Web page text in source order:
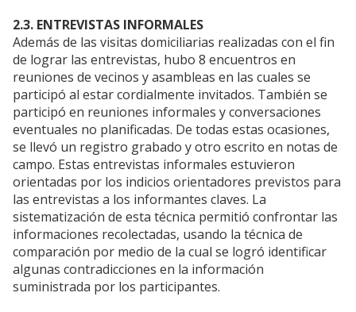
2.3. ENTREVISTAS INFORMALES
Además de las visitas domiciliarias realizadas con el fin
de lograr las entrevistas, hubo 8 encuentros en
reuniones de vecinos y asambleas en las cuales se
participó al estar cordialmente invitados. También se
participó en reuniones informales y conversaciones
eventuales no planificadas. De todas estas ocasiones,
se llevó un registro grabado y otro escrito en notas de
campo. Estas entrevistas informales estuvieron
orientadas por los indicios orientadores previstos para
las entrevistas a los informantes claves. La
sistematización de esta técnica permitió confrontar las
informaciones recolectadas, usando la técnica de
comparación por medio de la cual se logró identificar
algunas contradicciones en la información
suministrada por los participantes.